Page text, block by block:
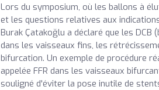
Lors du symposium, où les ballons à
et les questions relatives aux
Burak Çatakoğlu a déclaré que les
dans les vaisseaux fins, les
bifurcation. Un exemple de procédure
appelée FFR dans les vaisseaux
souligné d'éviter la pose inutile de